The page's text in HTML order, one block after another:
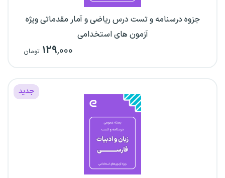
جزوه درسنامه و تست درس ریاضی و آمار مقدماتی ویژه
آزمون های استخدامی
۱۲۹,۰۰۰ تومان
جدید